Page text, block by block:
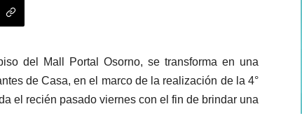
del Mall Portal Osorno, se transforma en una
de Casa, en el marco de la realización de la 4°
el recién pasado viernes con el fin de brindar una